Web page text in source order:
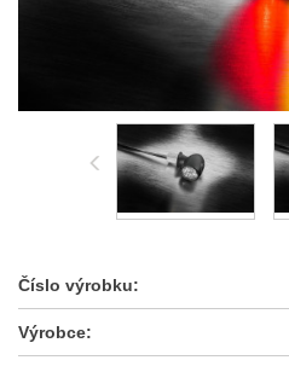
Číslo výrobku:
Výrobce: